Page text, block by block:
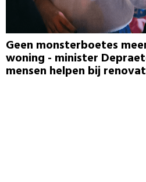
Geen monsterboetes
woning - minister
mensen helpen bij